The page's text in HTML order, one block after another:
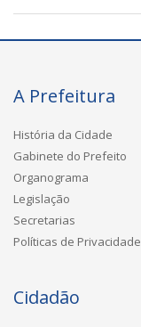
A Prefeitura
História da Cidade
Gabinete do Prefeito
Organograma
Legislação
Secretarias
Políticas de Privacidade
Cidadão